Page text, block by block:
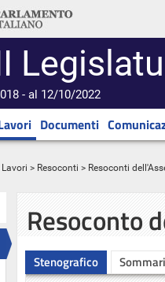
- al 12/10/2022
Documenti
Lavori > Resoconti > Resoconti
Resoconto
Stenografico